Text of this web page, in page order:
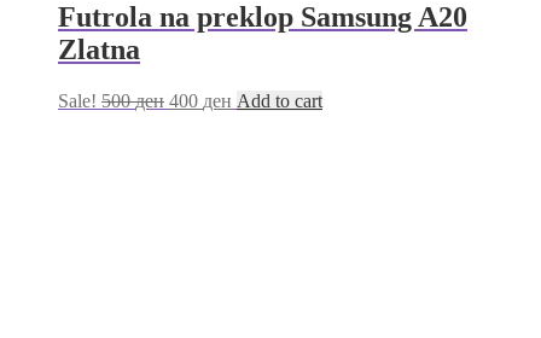
Futrola na preklop Samsung A20
Zlatna
Sale! 500ден 400 ден Add to cart